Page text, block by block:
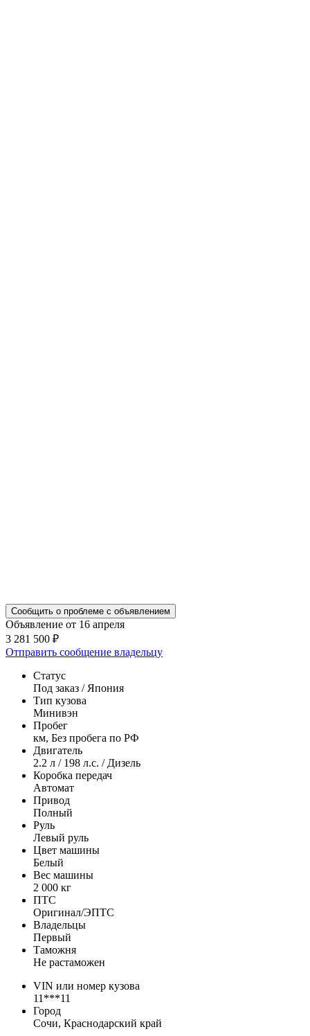
Сообщить о проблеме с объявлением
Объявление от 16 апреля
3 281 500 ₽
Отправить сообщение владельцу
Статус
Под заказ / Япония
Тип кузова
Минивэн
Пробег
км, Без пробега по РФ
Двигатель
2.2 л / 198 л.с. / Дизель
Коробка передач
Автомат
Привод
Полный
Руль
Левый руль
Цвет машины
Белый
Вес машины
2 000 кг
ПТС
Оригинал/ЭПТС
Владельцы
Первый
Таможня
Не растаможен
VIN или номер кузова
11***11
Город
Сочи, Краснодарский край